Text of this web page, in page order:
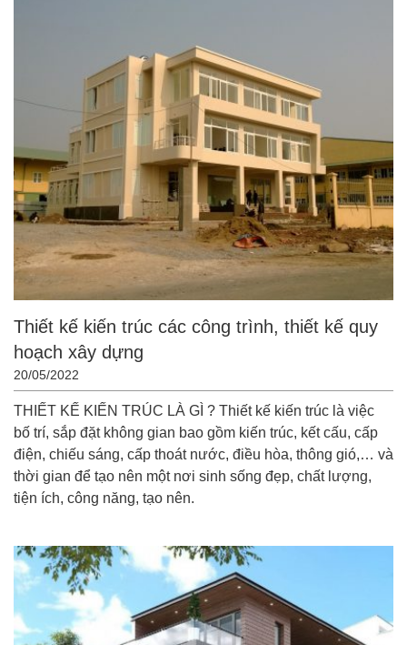
Thiết kế kiến trúc các công trình, thiết kế quy
hoạch xây dựng
20/05/2022
THIẾT KẾ KIẾN TRÚC LÀ GÌ ? Thiết kế kiến trúc là việc
bố trí, sắp đặt không gian bao gồm kiến trúc, kết cấu, cấp
điện, chiếu sáng, cấp thoát nước, điều hòa, thông gió,… và
thời gian để tạo nên một nơi sinh sống đẹp, chất lượng,
tiện ích, công năng, tạo nên.